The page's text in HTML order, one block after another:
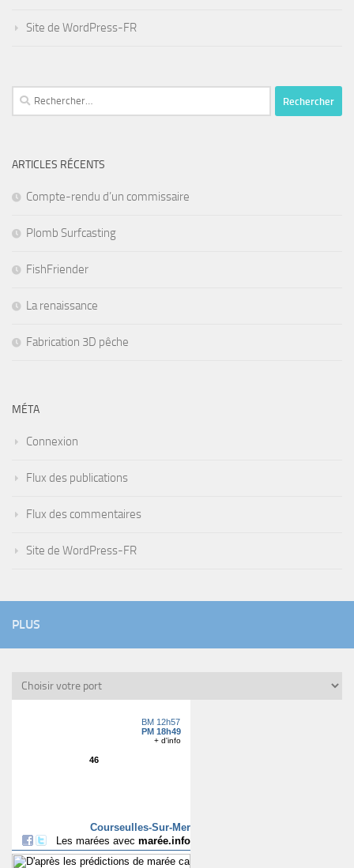
Site de WordPress-FR
Rechercher :
ARTICLES RÉCENTS
Compte-rendu d’un commissaire
Plomb Surfcasting
FishFriender
La renaissance
Fabrication 3D pêche
MÉTA
Connexion
Flux des publications
Flux des commentaires
Site de WordPress-FR
PLUS